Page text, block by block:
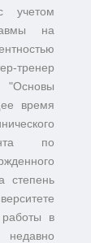
учетом
на
тренер
время
по
степень
работы в